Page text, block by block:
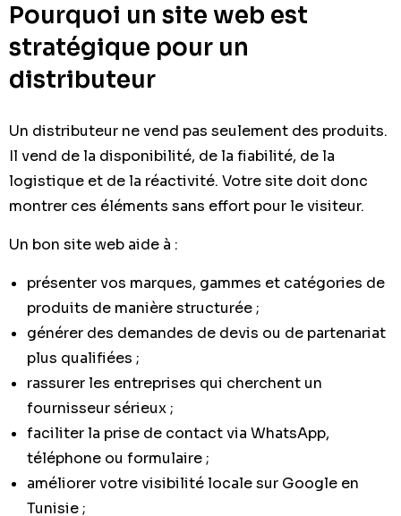
Pourquoi un site web est
stratégique pour un
distributeur
Un distributeur ne vend pas seulement des produits.
Il vend de la disponibilité, de la fiabilité, de la
logistique et de la réactivité. Votre site doit donc
montrer ces éléments sans effort pour le visiteur.
Un bon site web aide à :
présenter vos marques, gammes et catégories de
produits de manière structurée ;
générer des demandes de devis ou de partenariat
plus qualifiées ;
rassurer les entreprises qui cherchent un
fournisseur sérieux ;
faciliter la prise de contact via WhatsApp,
téléphone ou formulaire ;
améliorer votre visibilité locale sur Google en
Tunisie ;